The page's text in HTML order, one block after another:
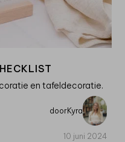
en tafeldecoratie.
doorKyra
10 juni 2024